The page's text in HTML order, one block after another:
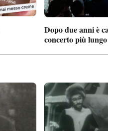
Dopo due anni è
concerto più lungo